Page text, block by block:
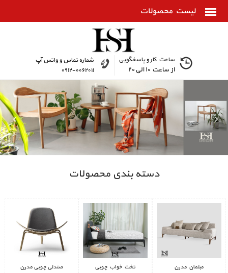
ساعت کار و پاسخگویی
از ساعت ۱۰ الی ۲۰
شماره تماس و واتس آپ
۰۹۱۲-۰۰۶۲۰۱۱
دسته بندی محصولات
مبلمان مدرن تخت خواب چوبی صندلی چوبی مدرن